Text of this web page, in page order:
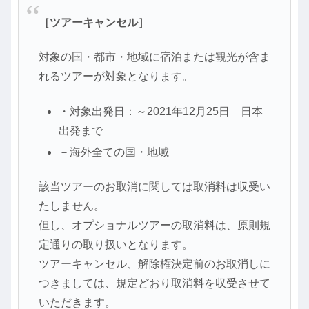
［ツアーキャンセル］
対象の国・都市・地域に宿泊または観光が含ま
れるツアーが対象となります。
・対象出発日：～2021年12月25日 日本
出発まで
－海外全ての国・地域
該当ツアーのお取消に関しては取消料は収受い
たしません。
但し、オプショナルツアーの取消料は、原則規
定通りの取り扱いとなります。
ツアーキャンセル、解除権決定前のお取消しに
つきましては、規定どおり取消料を収受させて
いただきます。